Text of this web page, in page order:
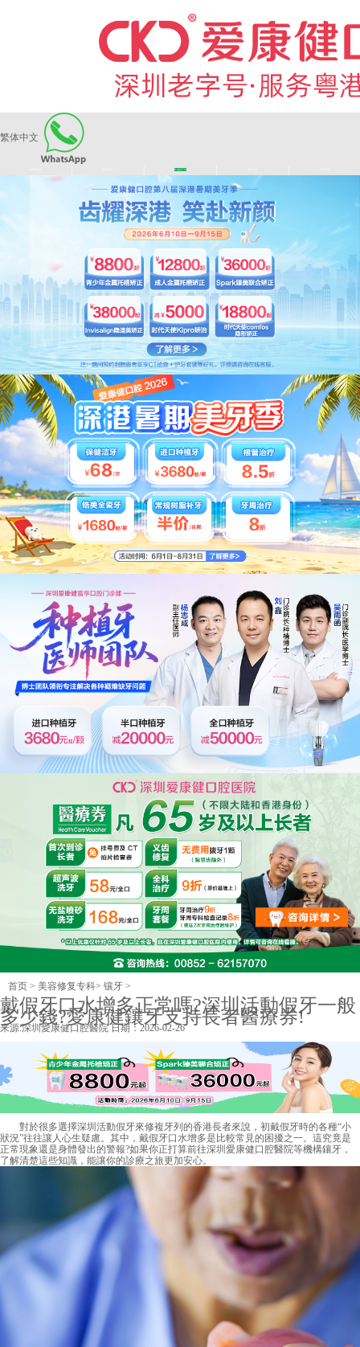
繁体中文
长者医疗券
首页 > 美容修复专科> 镶牙 >
戴假牙口水增多正常嗎?深圳活動假牙一般
多少錢?愛康健鑲牙支持長者醫療券!
来源:深圳愛康健口腔醫院日期：2026-02-26
對於很多選擇深圳活動假牙來修複牙列的香港長者來說，初戴假牙時的各種“小
狀況”往往讓人心生疑慮。其中，戴假牙口水增多是比較常見的困擾之一。這究竟是
正常現象還是身體發出的警報?如果你正打算前往深圳愛康健口腔醫院等機構鑲牙，
了解清楚這些知識，能讓你的診療之旅更加安心。